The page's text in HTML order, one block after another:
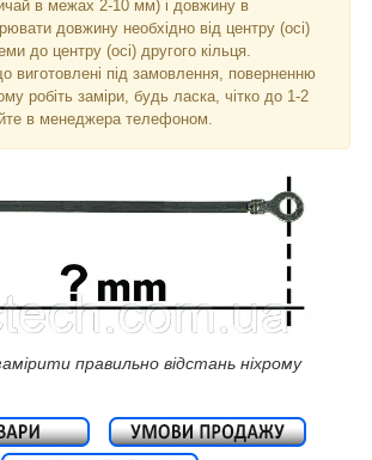
в межах 2-10 мм) і довжину в
довжину необхідно від центру (осі)
до центру (осі) другого кільця.
виготовлені під замовлення, поверненню
робіть заміри, будь ласка, чітко до 1-2
в менеджера телефоном.
правильно відстань ніхрому